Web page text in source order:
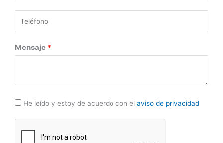
Mensaje
He leído y estoy de acuerdo con el aviso de privacidad